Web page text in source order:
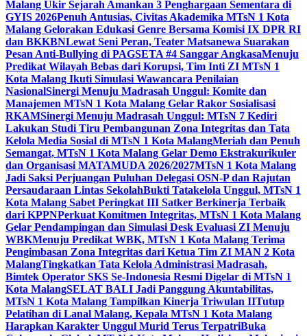
Malang Ukir Sejarah Amankan 3 Penghargaan Sementara di
GYIS 2026Penuh Antusias, Civitas Akademika MTsN 1 Kota
Malang Gelorakan Edukasi Genre Bersama Komisi IX DPR RI
dan BKKBNLewat Seni Peran, Teater Matsanewa Suarakan
Pesan Anti-Bullying di PAGSETA #4 Sanggar AngkasaMenuju
Predikat Wilayah Bebas dari Korupsi, Tim Inti ZI MTsN 1
Kota Malang Ikuti Simulasi Wawancara Penilaian
NasionalSinergi Menuju Madrasah Unggul: Komite dan
Manajemen MTsN 1 Kota Malang Gelar Rakor Sosialisasi
RKAMSinergi Menuju Madrasah Unggul: MTsN 7 Kediri
Lakukan Studi Tiru Pembangunan Zona Integritas dan Tata
Kelola Media Sosial di MTsN 1 Kota MalangMeriah dan Penuh
Semangat, MTsN 1 Kota Malang Gelar Demo Ekstrakurikuler
dan Organisasi MATAMUDA 2026/2027MTsN 1 Kota Malang
Jadi Saksi Perjuangan Puluhan Delegasi OSN-P dan Rajutan
Persaudaraan Lintas SekolahBukti Tatakelola Unggul, MTsN 1
Kota Malang Sabet Peringkat III Satker Berkinerja Terbaik
dari KPPNPerkuat Komitmen Integritas, MTsN 1 Kota Malang
Gelar Pendampingan dan Simulasi Desk Evaluasi ZI Menuju
WBKMenuju Predikat WBK, MTsN 1 Kota Malang Terima
Pengimbasan Zona Integritas dari Ketua Tim ZI MAN 2 Kota
MalangTingkatkan Tata Kelola Administrasi Madrasah,
Bimtek Operator SKS Se-Indonesia Resmi Digelar di MTsN 1
Kota MalangSELAT BALI Jadi Panggung Akuntabilitas,
MTsN 1 Kota Malang Tampilkan Kinerja Triwulan IITutup
Pelatihan di Lanal Malang, Kepala MTsN 1 Kota Malang
Harapkan Karakter Unggul Murid Terus TerpatriBuka